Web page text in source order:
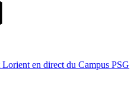
en direct du Campus PSG